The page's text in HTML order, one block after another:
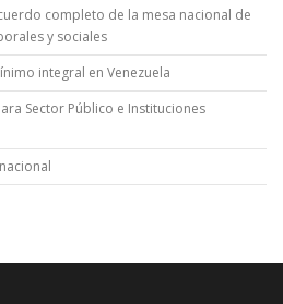
completo de la mesa nacional de
y sociales
integral en Venezuela
Sector Público e Instituciones